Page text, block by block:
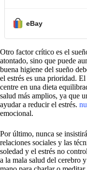
eBay
Otro factor crítico es el
atontado, sino que puede
buena higiene del sueño
el estrés es una prioridad.
centre en una dieta
salud más amplios, ya que
ayudar a reducir el estrés.
emocional.
Por último, nunca se
relaciones sociales y las
soledad y el estrés no
a la mala salud del cerebro